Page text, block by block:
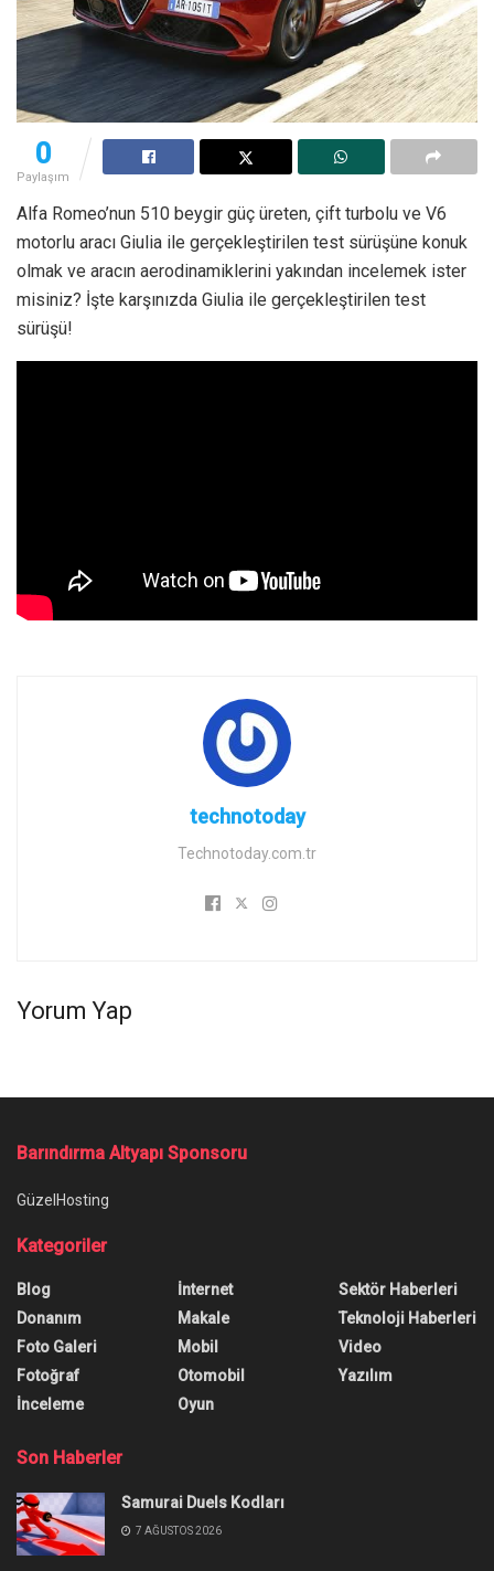
0
Paylaşım
Alfa Romeo’nun 510 beygir güç üreten, çift turbolu ve V6
motorlu aracı Giulia ile gerçekleştirilen test sürüşüne konuk
olmak ve aracın aerodinamiklerini yakından incelemek ister
misiniz? İşte karşınızda Giulia ile gerçekleştirilen test
sürüşü!
technotoday
Technotoday.com.tr
Yorum Yap
Barındırma Altyapı Sponsoru
GüzelHosting
Kategoriler
Blog
Donanım
Foto Galeri
Fotoğraf
İnceleme
İnternet
Makale
Mobil
Otomobil
Oyun
Sektör Haberleri
Teknoloji Haberleri
Video
Yazılım
Son Haberler
Samurai Duels Kodları
7 AĞUSTOS 2026